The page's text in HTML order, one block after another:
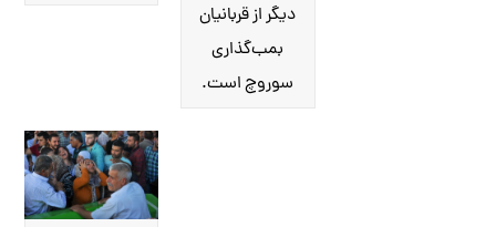
دیگر از قربانیان
بمب‌گذاری
سوروچ است.